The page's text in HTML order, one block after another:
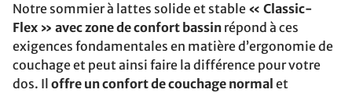
Notre sommier à lattes solide et stable « Classic-
Flex » avec zone de confort bassin répond à ces
exigences fondamentales en matière d’ergonomie de
couchage et peut ainsi faire la différence pour votre
dos. Il offre un confort de couchage normal et